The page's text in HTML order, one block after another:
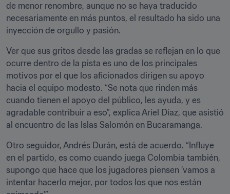
de menor renombre, aunque no se haya traducido
necesariamente en más puntos, el resultado ha sido una
inyección de orgullo y pasión.
Ver que sus gritos desde las gradas se reflejan en lo que
ocurre dentro de la pista es uno de los principales
motivos por el que los aficionados dirigen su apoyo
hacia el equipo modesto. “Se nota que rinden más
cuando tienen el apoyo del público, les ayuda, y es
agradable contribuir a eso”, explica Ariel Díaz, que asistió
al encuentro de las Islas Salomón en Bucaramanga.
Otro seguidor, Andrés Durán, está de acuerdo. “Influye
en el partido, es como cuando juega Colombia también,
supongo que hace que los jugadores piensen ‘vamos a
intentar hacerlo mejor, por todos los que nos están